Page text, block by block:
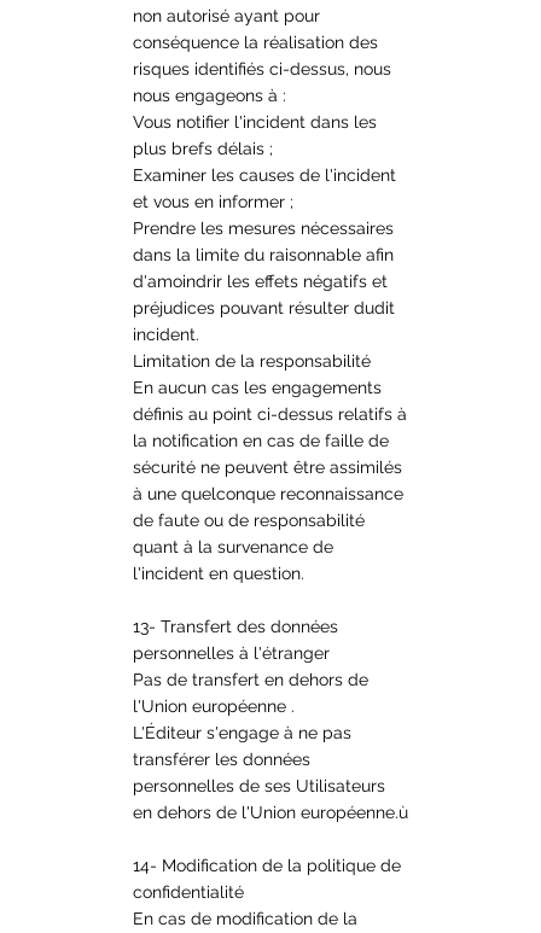
non autorisé ayant pour
conséquence la réalisation des
risques identifiés ci-dessus, nous
nous engageons à :
Vous notifier l'incident dans les
plus brefs délais ;
Examiner les causes de l'incident
et vous en informer ;
Prendre les mesures nécessaires
dans la limite du raisonnable afin
d'amoindrir les effets négatifs et
préjudices pouvant résulter dudit
incident.
Limitation de la responsabilité
En aucun cas les engagements
définis au point ci-dessus relatifs à
la notification en cas de faille de
sécurité ne peuvent être assimilés
à une quelconque reconnaissance
de faute ou de responsabilité
quant à la survenance de
l'incident en question.
13- Transfert des données
personnelles à l'étranger
Pas de transfert en dehors de
l'Union européenne .
L'Éditeur s'engage à ne pas
transférer les données
personnelles de ses Utilisateurs
en dehors de l'Union européenne.ù
14- Modification de la politique de
confidentialité
En cas de modification de la